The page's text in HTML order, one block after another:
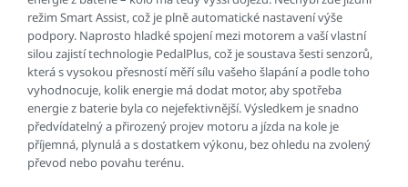
režim Smart Assist, což je plně automatické nastavení výše
podpory. Naprosto hladké spojení mezi motorem a vaší vlastní
silou zajistí technologie PedalPlus, což je soustava šesti senzorů,
která s vysokou přesností měří sílu vašeho šlapání a podle toho
vyhodnocuje, kolik energie má dodat motor, aby spotřeba
energie z baterie byla co nejefektivnější. Výsledkem je snadno
předvídatelný a přirozený projev motoru a jízda na kole je
příjemná, plynulá a s dostatkem výkonu, bez ohledu na zvolený
převod nebo povahu terénu.